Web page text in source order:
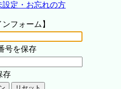
設定・お忘れの方
ンフォーム】
号を保存
存